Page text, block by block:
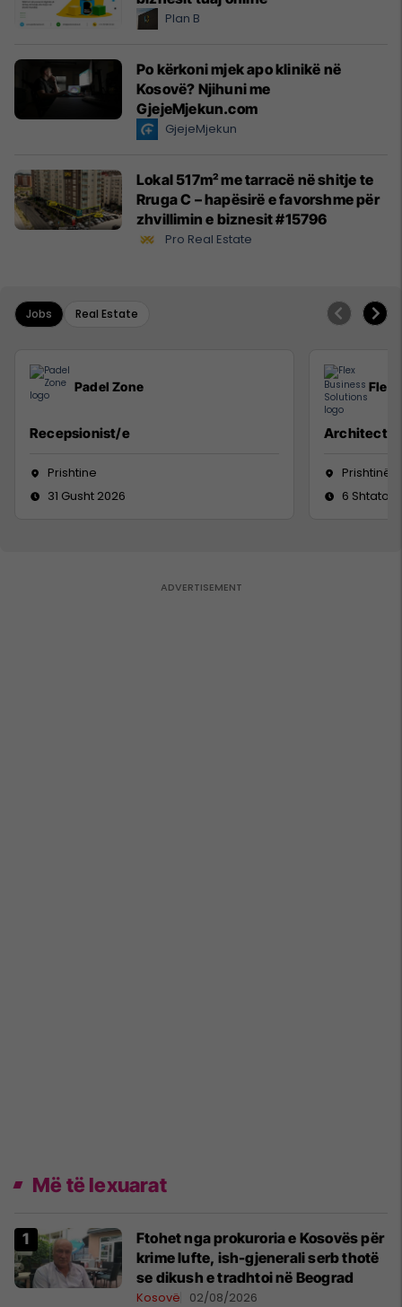
Plan B
Po kërkoni mjek apo klinikë në
Kosovë? Njihuni me
GjejeMjekun.com
GjejeMjekun
Lokal 517m² me tarracë në shitje te
Rruga C – hapësirë e favorshme për
zhvillimin e biznesit #15796
Pro Real Estate
Jobs Real Estate
Padel Zone
Recepsionist/e
Prishtine
31 Gusht 2026
Flex
Architect
Prishtinë
6 Shtator
Më të lexuarat
Ftohet nga prokuroria e Kosovës për
krime lufte, ish-gjenerali serb thotë
se dikush e tradhtoi në Beograd
Kosovë 02/08/2026